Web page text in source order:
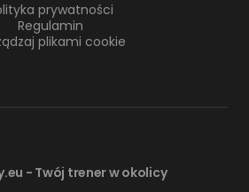
prywatności
Regulamin
plikami cookie
- Twój trener w okolicy